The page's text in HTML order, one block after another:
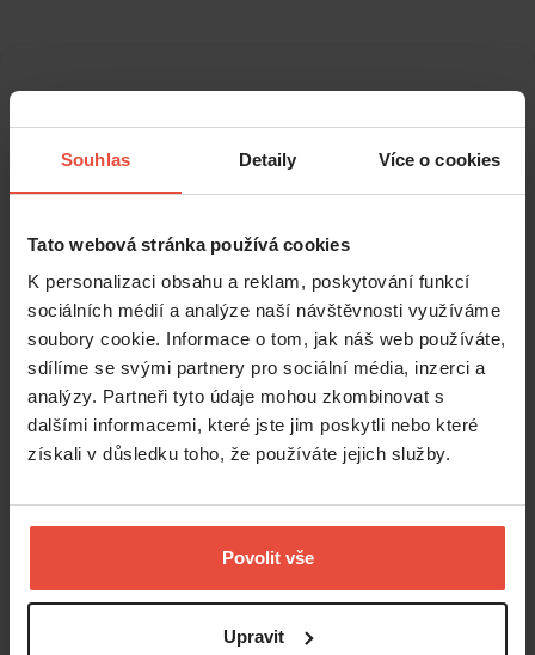
Souhlas Detaily Více o cookies
Tato webová stránka používá cookies
K personalizaci obsahu a reklam, poskytování funkcí
sociálních médií a analýze naší návštěvnosti využíváme
soubory cookie. Informace o tom, jak náš web používáte,
sdílíme se svými partnery pro sociální média, inzerci a
analýzy. Partneři tyto údaje mohou zkombinovat s
dalšími informacemi, které jste jim poskytli nebo které
získali v důsledku toho, že používáte jejich služby.
Povolit vše
Upravit
Líbil se vám článek?
Přihlaste se k odběru
novinek
Pro naše odběratele připravujemečtvrtletní analýzu a
srovnání vývoje na trhu s nájemním bydlením.
S předstihem připomínáme důležité termíny (daňové přiznání,
daň z nemovitosti) a přehledně zpracováváme aktuální změny
zákonů či nařízení.